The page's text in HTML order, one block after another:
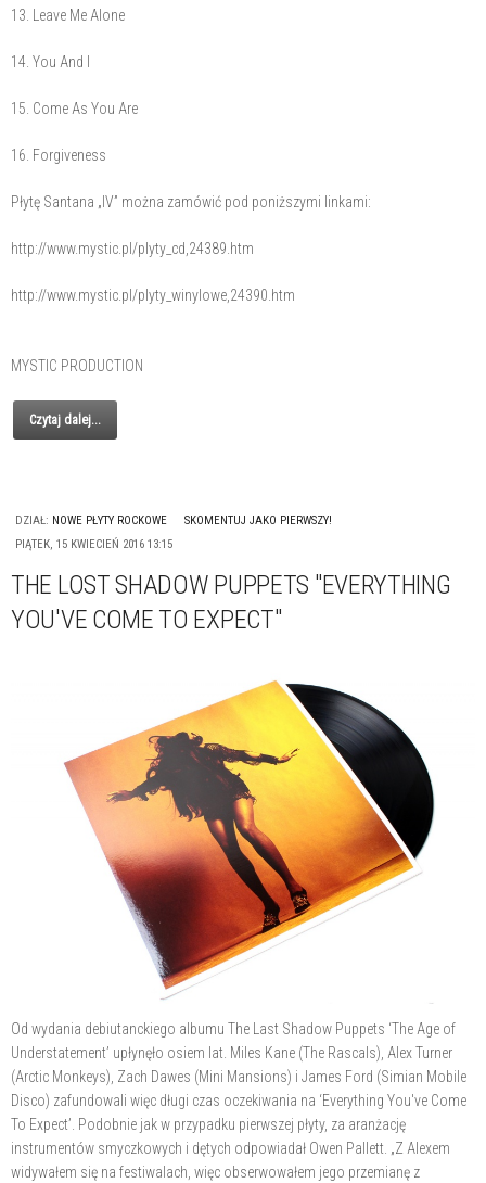
13. Leave Me Alone
14. You And I
15. Come As You Are
16. Forgiveness
Płytę Santana „IV” można zamówić pod poniższymi linkami:
http://www.mystic.pl/plyty_cd,24389.htm
http://www.mystic.pl/plyty_winylowe,24390.htm
MYSTIC PRODUCTION
Czytaj dalej...
DZIAŁ: NOWE PŁYTY ROCKOWE
SKOMENTUJ JAKO PIERWSZY!
PIĄTEK, 15 KWIECIEŃ 2016 13:15
THE LOST SHADOW PUPPETS "EVERYTHING
YOU'VE COME TO EXPECT"
Od wydania debiutanckiego albumu The Last Shadow Puppets ‘The Age of
Understatement’ upłynęło osiem lat. Miles Kane (The Rascals), Alex Turner
(Arctic Monkeys), Zach Dawes (Mini Mansions) i James Ford (Simian Mobile
Disco) zafundowali więc długi czas oczekiwania na ‘Everything You've Come
To Expect’. Podobnie jak w przypadku pierwszej płyty, za aranżację
instrumentów smyczkowych i dętych odpowiadał Owen Pallett. „Z Alexem
widywałem się na festiwalach, więc obserwowałem jego przemianę z